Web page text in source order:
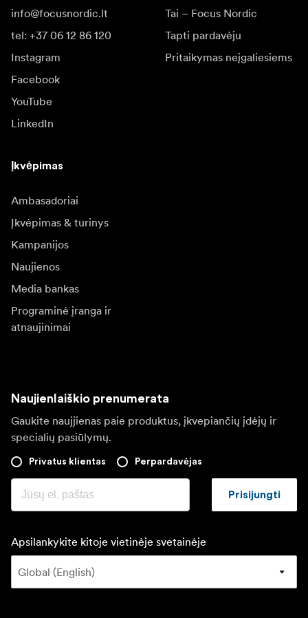
info@focusnordic.lt
tel: +37 06 12 86 120
Instagram
Facebook
YouTube
LinkedIn
Tai – Focus Nordic
Tapti pardavėju
Pritaikymas neįgaliesiems
Įkvėpimas
Ambasadoriai
Įkvėpimas & turinys
Kampanijos
Naujienos
Media bankas
Programinė įranga ir
atnaujinimai
Naujienlaiškio prenumerata
Gaukite naujjienas paie produktus, įkvepiančių įdėjų ir
specialių pasiūlymų.
Privatus klientas Perpardavėjas
Prisijungti
Apsilankykite kitoje vietinėje svetainėje